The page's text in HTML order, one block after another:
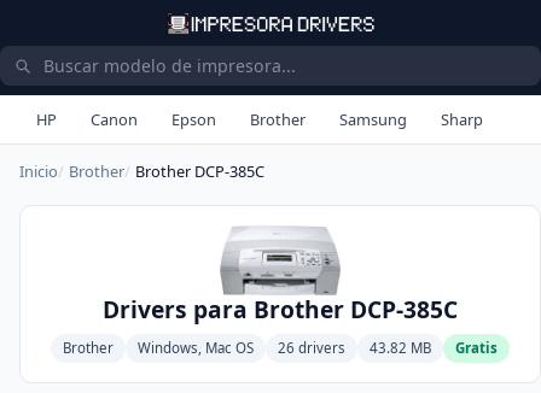
HP Canon Epson Brother Samsung Sharp
Inicio Brother Brother DCP-385C
Drivers para Brother DCP-385C
Brother Windows, Mac OS 26 drivers 43.82 MB Gratis